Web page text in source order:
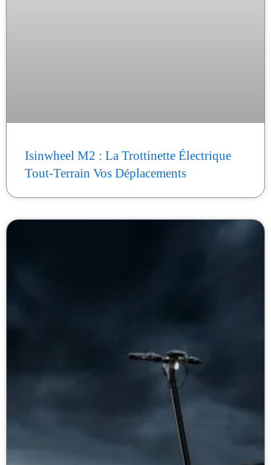
Isinwheel M2 : La Trottinette Électrique
Tout-Terrain Vos Déplacements